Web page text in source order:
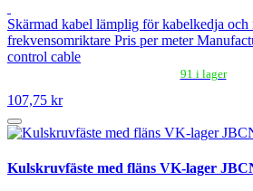
Skärmad kabel lämplig för kabelkedja
frekvensomriktare Pris per meter
control cable
91 i lager
107,75 kr
Kulskruvfäste med fläns VK-lager